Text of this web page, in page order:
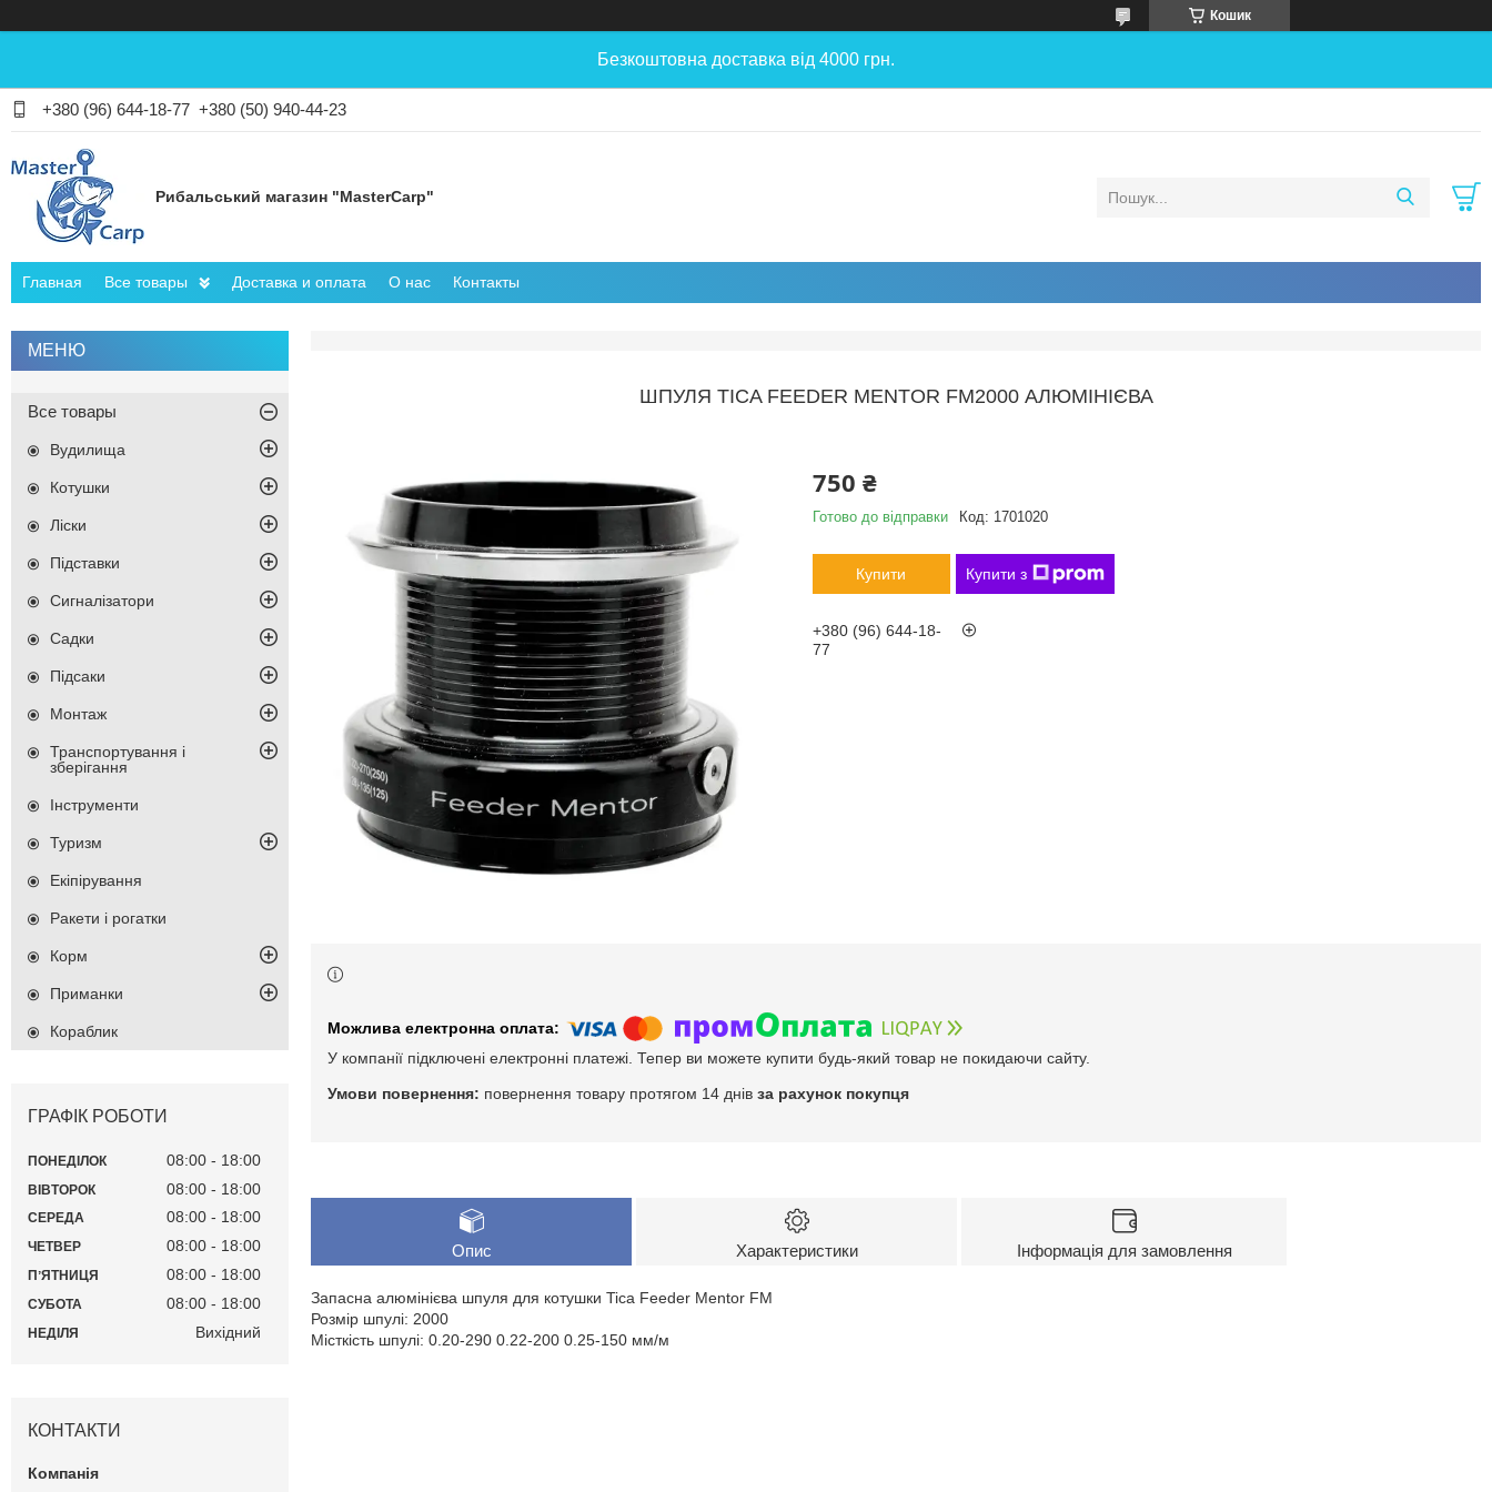
Кошик
Безкоштовна доставка від 4000 грн.
+380 (96) 644-18-77 +380 (50) 940-44-23
Рибальський магазин "MasterCarp"
Главная Все товары Доставка и оплата О нас Контакты
ШПУЛЯ TICA FEEDER MENTOR FM2000 АЛЮМІНІЄВА
750 ₴
Готово до відправки Код: 1701020
Купити Купити з
+380 (96) 644-18-
77
У компанії підключені електронні платежі. Тепер ви можете купити будь-який товар не покидаючи сайту.
повернення товару протягом 14 днів за рахунок покупця
Опис Характеристики Інформація для замовлення
Запасна алюмінієва шпуля для котушки Tica Feeder Mentor FM
Розмір шпулі: 2000
Місткість шпулі: 0.20-290 0.22-200 0.25-150 мм/м
Все товары
Вудилища
Котушки
Ліски
Підставки
Сигналізатори
Садки
Підсаки
Монтаж
Транспортування і
зберігання
Інструменти
Туризм
Екіпірування
Ракети і рогатки
Корм
Приманки
Кораблик
ГРАФІК РОБОТИ
ПОНЕДІЛОК 08:00 18:00
ВІВТОРОК 08:00 18:00
СЕРЕДА 08:00 18:00
ЧЕТВЕР 08:00 18:00
ПʼЯТНИЦЯ 08:00 18:00
СУБОТА 08:00 18:00
НЕДІЛЯ Вихідний
КОНТАКТИ